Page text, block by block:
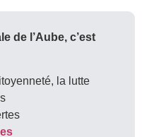
de l’Aube, c’est
la lutte